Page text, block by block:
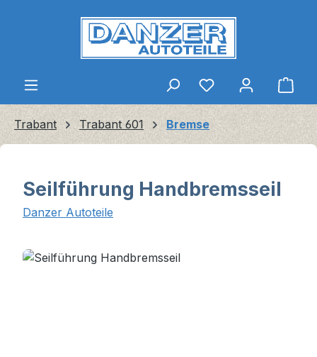
Zum Hauptinhalt springen
Trabant Trabant 601 Bremse
Seilführung Handbremsseil
Danzer Autoteile
Bildergalerie überspringen